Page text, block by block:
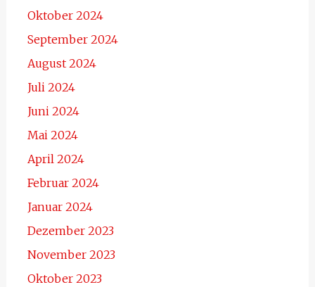
Oktober 2024
September 2024
August 2024
Juli 2024
Juni 2024
Mai 2024
April 2024
Februar 2024
Januar 2024
Dezember 2023
November 2023
Oktober 2023